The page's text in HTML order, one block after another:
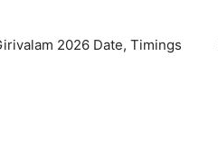
2026 Date, Timings